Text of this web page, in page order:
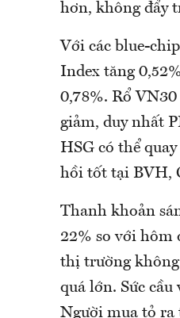
hơn, không đẩy
Với các blue-
Index tăng
0,78%. Rổ
giảm, duy nhất
HSG có thể
hồi tốt tại BVH,
Thanh khoản
22% so với hôm
thị trường không
quá lớn. Sức
Người mua tỏ ra